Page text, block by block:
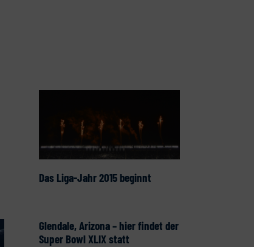
Das Liga-Jahr 2015 beginnt
Glendale, Arizona – hier findet der
Super Bowl XLIX statt